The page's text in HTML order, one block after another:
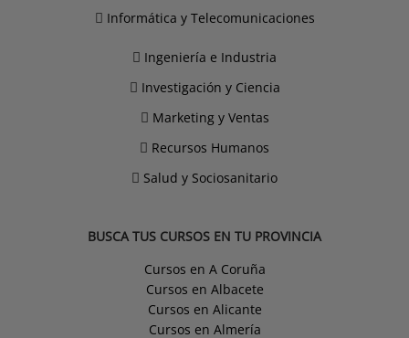
Informática y Telecomunicaciones
Ingeniería e Industria
Investigación y Ciencia
Marketing y Ventas
Recursos Humanos
Salud y Sociosanitario
BUSCA TUS CURSOS EN TU PROVINCIA
Cursos en A Coruña
Cursos en Albacete
Cursos en Alicante
Cursos en Almería